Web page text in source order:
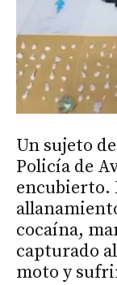
Un sujeto
Policía de
encubierto.
cocaína,
capturado
moto y